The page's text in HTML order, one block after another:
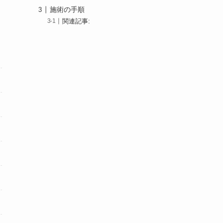
施術の手順
関連記事: